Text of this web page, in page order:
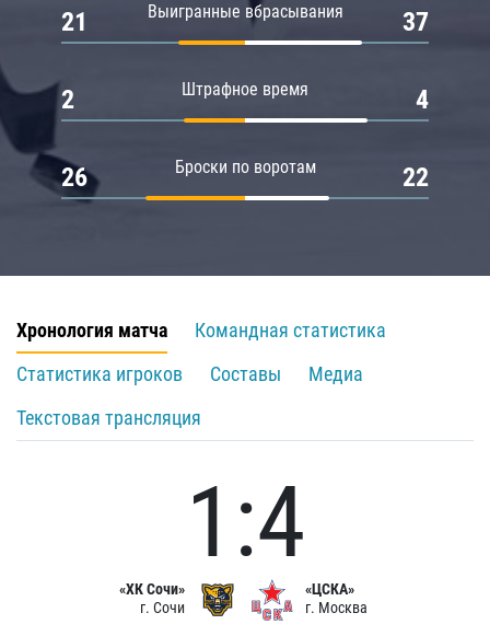
Выигранные вбрасывания
21 37
Штрафное время
2 4
Броски по воротам
26 22
Хронология матча
Командная статистика
Статистика игроков
Составы
Медиа
Текстовая трансляция
«ХК Сочи»
г. Сочи
1:4
«ЦСКА»
г. Москва